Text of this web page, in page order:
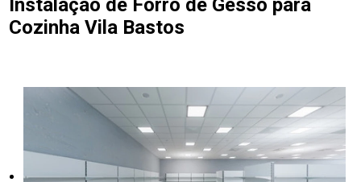
Instalação de Forro de Gesso para
Cozinha Vila Bastos